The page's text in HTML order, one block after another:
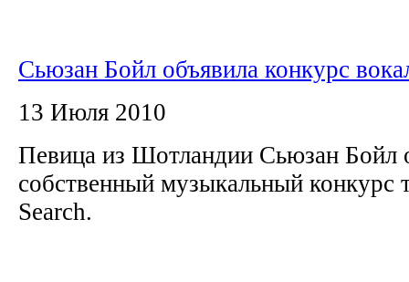
Сьюзан Бойл объявила конкурс
13 Июля 2010
Певица из Шотландии Сьюзан Бойл
собственный музыкальный конкурс
Search.